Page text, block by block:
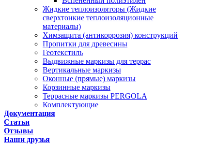
Жидкие теплоизоляторы (Жидкие
сверхтонкие теплоизоляционные
материалы)
Химзащита (антикоррозия) конструкций
Пропитки для древесины
Геотекстиль
Выдвижные маркизы для террас
Вертикальные маркизы
Оконные (прямые) маркизы
Корзинные маркизы
Террасные маркизы PERGOLA
Комплектующие
Документация
Статьи
Отзывы
Наши друзья